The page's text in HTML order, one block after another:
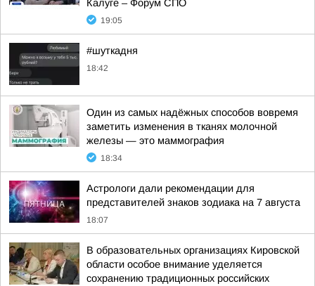
Калуге – Форум СПО
19:05
#шуткадня
18:42
Один из самых надёжных способов вовремя
заметить изменения в тканях молочной
железы — это маммография
18:34
Астрологи дали рекомендации для
представителей знаков зодиака на 7 августа
18:07
В образовательных организациях Кировской
области особое внимание уделяется
сохранению традиционных российских